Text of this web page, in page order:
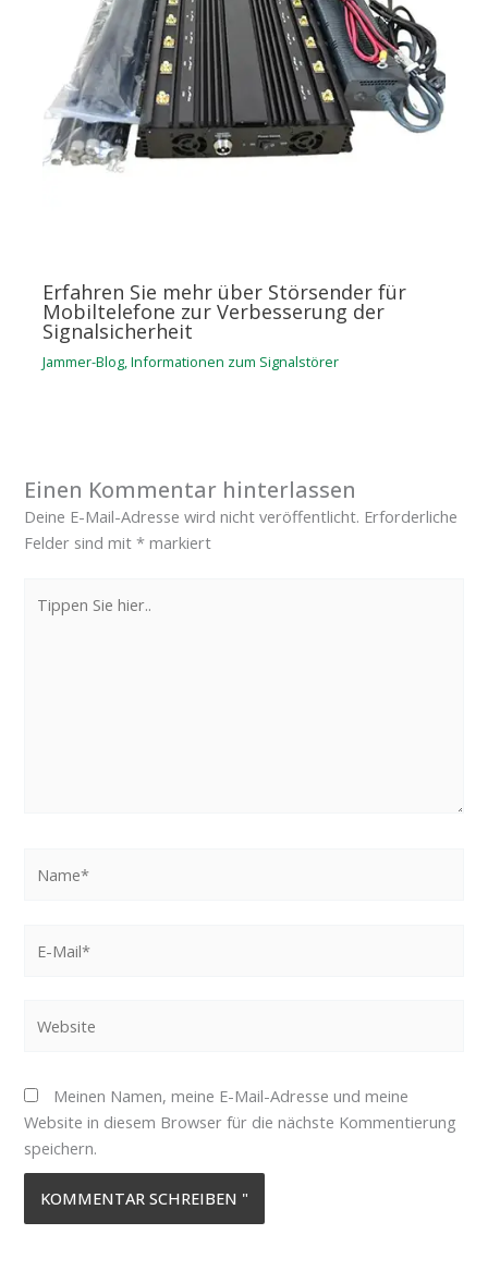
Erfahren Sie mehr über Störsender für
Mobiltelefone zur Verbesserung der
Signalsicherheit
Jammer-Blog,Informationen zum Signalstörer
Einen Kommentar hinterlassen
Deine E-Mail-Adresse wird nicht veröffentlicht. Erforderliche
Felder sind mit* markiert
Sie
Mail*
Meinen Namen, meine E-Mail-Adresse und meine
Website in diesem Browser für die nächste Kommentierung
speichern.